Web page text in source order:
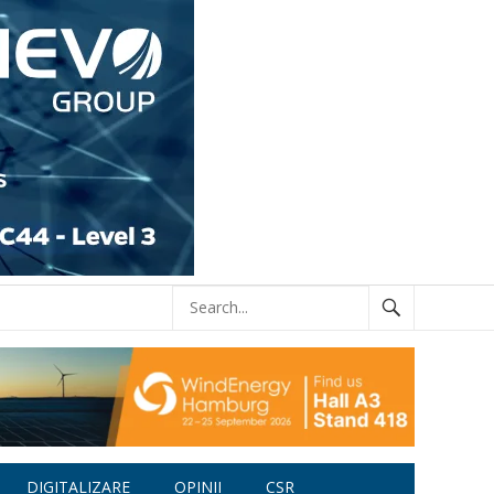
DIGITALIZARE OPINII CSR